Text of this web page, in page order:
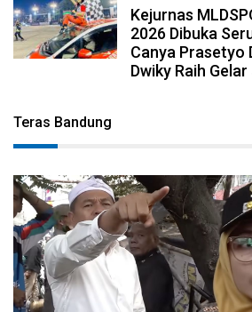
Kejurnas
2026 Dibuka
Canya Prasetyo
Dwiky Raih
Teras Bandung